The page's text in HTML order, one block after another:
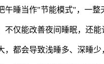
睡当作"节能模式"，一
仅能改善夜间睡眠，还能
都会导致浅睡多、深睡少